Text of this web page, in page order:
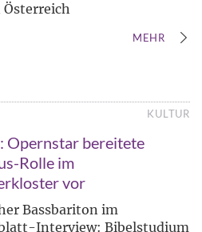
Österreich
MEHR
KULTUR
Opernstar bereitete
Rolle im
vor
Bassbariton im
Interview: Bibelstudium